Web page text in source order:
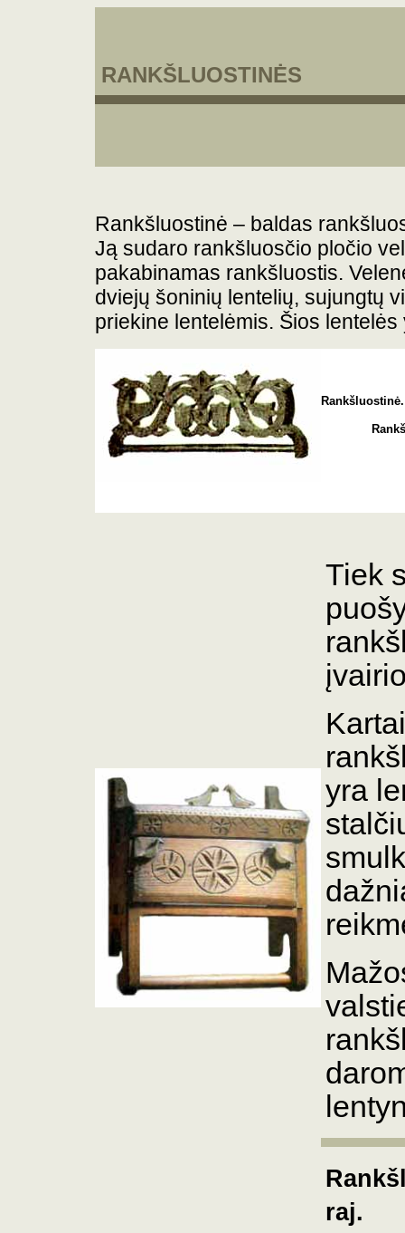
RANKŠLUOSTINĖS
Rankšluostinė – baldas
Ją sudaro rankšluosčio pločio
pakabinamas rankšluostis.
dviejų šoninių lentelių, sujungtų
priekine lentelėmis. Šios
Tiek
yra
raj.